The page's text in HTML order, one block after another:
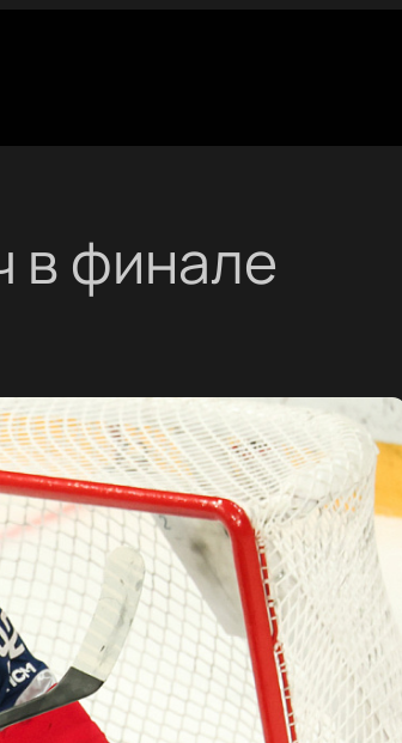
в финале